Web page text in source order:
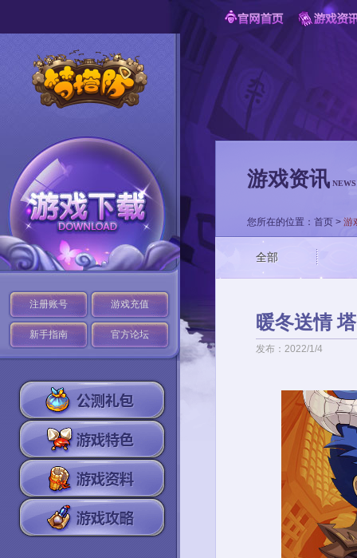
注册账号 游戏充值
新手指南 官方论坛
游戏资讯 NEWS
您所在的位置： 首页 > 游
全部
暖冬送情
发布：2022/1/4